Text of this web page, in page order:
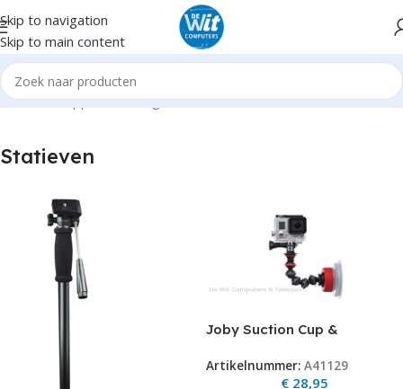
Skip to navigation
Skip to main content
Randapparatuur Digitale Camera's & Accessoires Statieven
Statieven
Joby Suction Cup &
Artikelnummer: A41129
€ 28,95